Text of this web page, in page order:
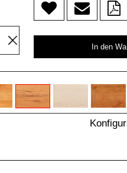
In den